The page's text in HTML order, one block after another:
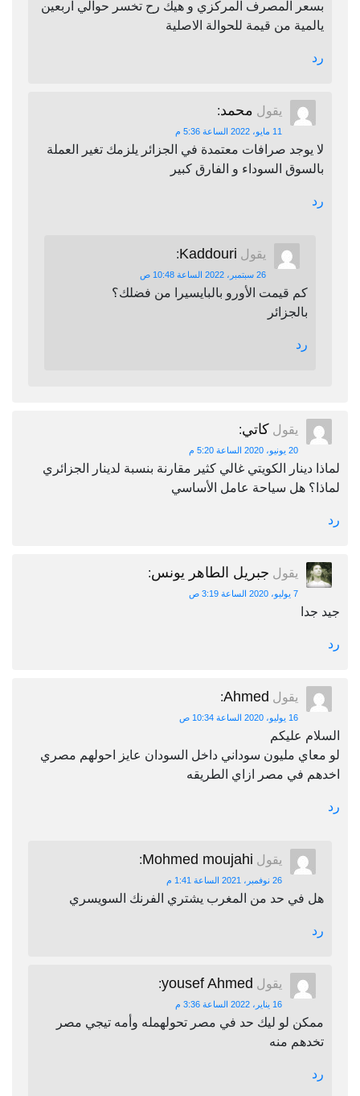
بسعر المصرف المركزي و هيك رح تخسر حوالي اربعين
يالمية من قيمة للحوالة الاصلية
رد
يقول محمد:
11 مايو، 2022 الساعة 5:36 م
لا يوجد صرافات معتمدة في الجزائر يلزمك تغير العملة
بالسوق السوداء و الفارق كبير
رد
يقول Kaddouri
:
26 سبتمبر، 2022 الساعة 10:48 ص
كم قيمت الأورو بالبايسيرا من فضلك؟
بالجزائر
رد
يقول كاتي:
20 يونيو، 2020 الساعة 5:20 م
لماذا دينار الكويتي غالي كثير مقارنة بنسبة لدينار الجزائري
لماذا؟ هل سياحة عامل الأساسي
رد
يقول جبريل الطاهر يونس:
7 يوليو، 2020 الساعة 3:19 ص
جيد جدا
رد
يقول Ahmed
:
16 يوليو، 2020 الساعة 10:34 ص
السلام عليكم
لو معاي مليون سوداني داخل السودان عايز احولهم مصري
اخدهم في مصر ازاي الطريقه
رد
يقول Mohmed moujahi
:
26 نوفمبر، 2021 الساعة 1:41 م
هل في حد من المغرب يشتري الفرنك السويسري
رد
يقول yousef Ahmed
:
16 يناير، 2022 الساعة 3:36 م
ممكن لو ليك حد في مصر تحولهمله وأمه تيجي مصر
تخدهم منه
رد